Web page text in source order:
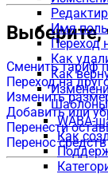
Имя
Переход
Как
Как
Шаблоны
WABA-
Как
Выберите,
Сменить тариф
Переход на
Изменить
Добавить или
Перенести
Перенос